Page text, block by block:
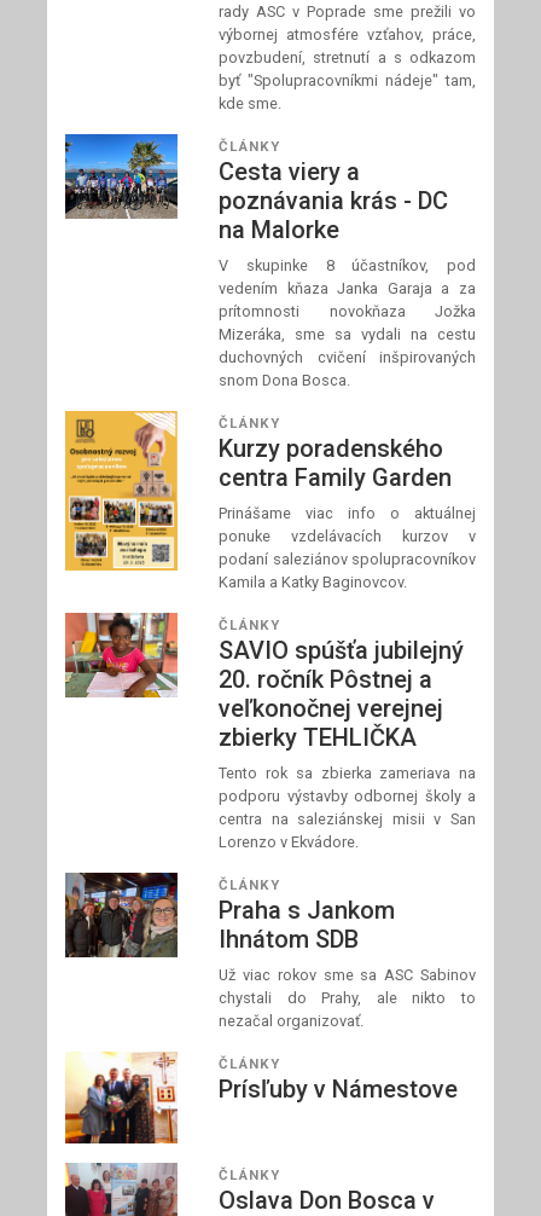
rady ASC v Poprade sme prežili vo
výbornej atmosfére vzťahov, práce,
povzbudení, stretnutí a s odkazom
byť "Spolupracovníkmi nádeje" tam,
kde sme.
ČLÁNKY
Cesta viery a
poznávania krás - DC
na Malorke
V skupinke 8 účastníkov, pod
vedením kňaza Janka Garaja a za
prítomnosti novokňaza Jožka
Mizeráka, sme sa vydali na cestu
duchovných cvičení inšpirovaných
snom Dona Bosca.
ČLÁNKY
Kurzy poradenského
centra Family Garden
Prinášame viac info o aktuálnej
ponuke vzdelávacích kurzov v
podaní saleziánov spolupracovníkov
Kamila a Katky Baginovcov.
ČLÁNKY
SAVIO spúšťa jubilejný
20. ročník Pôstnej a
veľkonočnej verejnej
zbierky TEHLIČKA
Tento rok sa zbierka zameriava na
podporu výstavby odbornej školy a
centra na saleziánskej misii v San
Lorenzo v Ekvádore.
ČLÁNKY
Praha s Jankom
Ihnátom SDB
Už viac rokov sme sa ASC Sabinov
chystali do Prahy, ale nikto to
nezačal organizovať.
ČLÁNKY
Prísľuby v Námestove
ČLÁNKY
Oslava Don Bosca v